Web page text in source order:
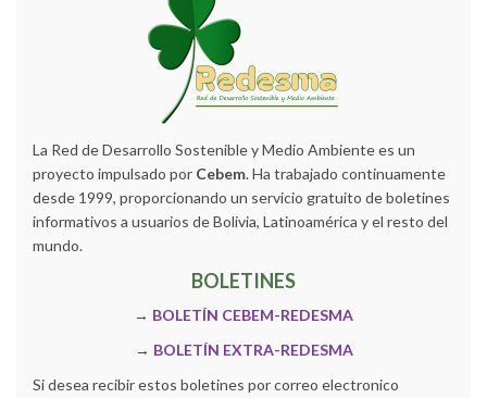
La Red de Desarrollo Sostenible y Medio Ambiente es un
proyecto impulsado por Cebem. Ha trabajado continuamente
desde 1999, proporcionando un servicio gratuito de boletines
informativos a usuarios de Bolivia, Latinoamérica y el resto del
mundo.
BOLETINES
→ BOLETÍN CEBEM-REDESMA
→ BOLETÍN EXTRA-REDESMA
Si desea recibir estos boletines por correo electronico